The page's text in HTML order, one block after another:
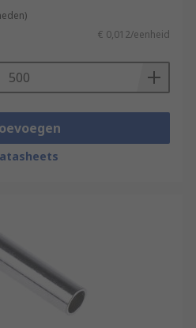
€ 0,012/eenheid